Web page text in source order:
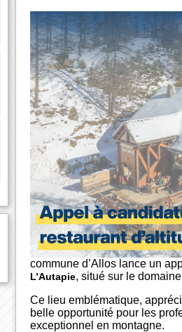
commune d’Allos lance un
L’Autapie, situé sur le
Ce lieu emblématique,
belle opportunité pour les
exceptionnel en montagne.